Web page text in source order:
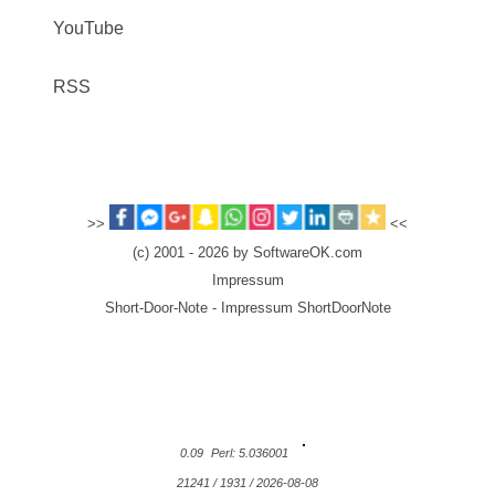
YouTube
RSS
>>
<<
(c) 2001 - 2026 by SoftwareOK.com
Impressum
Short-Door-Note - Impressum ShortDoorNote
0.09 Perl: 5.036001
21241 / 1931 / 2026-08-08